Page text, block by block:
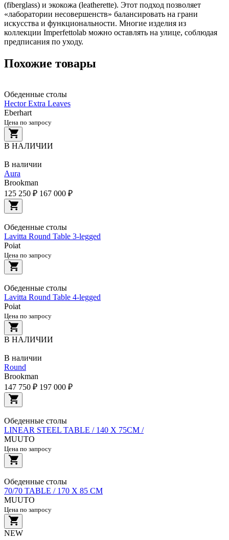
(fiberglass) и экокожа (leatherette). Этот подход позволяет
«лаборатории несовершенств» балансировать на грани
искусства и функциональности. Многие изделия из
коллекции Imperfettolab можно оставлять на улице, соблюдая
предписания по уходу.
Похожие товары
Обеденные столы
Hector Extra Leaves
Eberhart
Цена по запросу
В НАЛИЧИИ
В наличии
Aura
Brookman
125 250 ₽ 167 000 ₽
Обеденные столы
Lavitta Round Table 3-legged
Poiat
Цена по запросу
Обеденные столы
Lavitta Round Table 4-legged
Poiat
Цена по запросу
В НАЛИЧИИ
В наличии
Round
Brookman
147 750 ₽ 197 000 ₽
Обеденные столы
LINEAR STEEL TABLE / 140 X 75CM /
MUUTO
Цена по запросу
Обеденные столы
70/70 TABLE / 170 X 85 CM
MUUTO
Цена по запросу
NEW